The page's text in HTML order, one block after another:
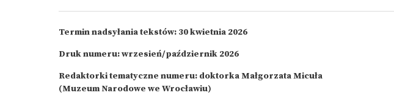
Termin nadsyłania tekstów: 30 kwietnia 2026
Druk numeru: wrzesień/październik 2026
Redaktorki tematyczne numeru: doktorka Małgorzata Micuła
(Muzeum Narodowe we Wrocławiu)